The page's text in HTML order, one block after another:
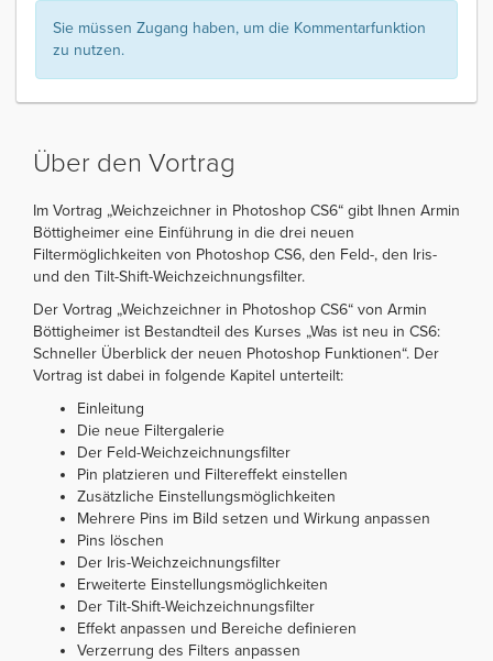
Sie müssen Zugang haben, um die Kommentarfunktion
zu nutzen.
Über den Vortrag
Im Vortrag „Weichzeichner in Photoshop CS6“ gibt Ihnen Armin
Böttigheimer eine Einführung in die drei neuen
Filtermöglichkeiten von Photoshop CS6, den Feld-, den Iris-
und den Tilt-Shift-Weichzeichnungsfilter.
Der Vortrag „Weichzeichner in Photoshop CS6“ von Armin
Böttigheimer ist Bestandteil des Kurses „Was ist neu in CS6:
Schneller Überblick der neuen Photoshop Funktionen“. Der
Vortrag ist dabei in folgende Kapitel unterteilt:
Einleitung
Die neue Filtergalerie
Der Feld-Weichzeichnungsfilter
Pin platzieren und Filtereffekt einstellen
Zusätzliche Einstellungsmöglichkeiten
Mehrere Pins im Bild setzen und Wirkung anpassen
Pins löschen
Der Iris-Weichzeichnungsfilter
Erweiterte Einstellungsmöglichkeiten
Der Tilt-Shift-Weichzeichnungsfilter
Effekt anpassen und Bereiche definieren
Verzerrung des Filters anpassen